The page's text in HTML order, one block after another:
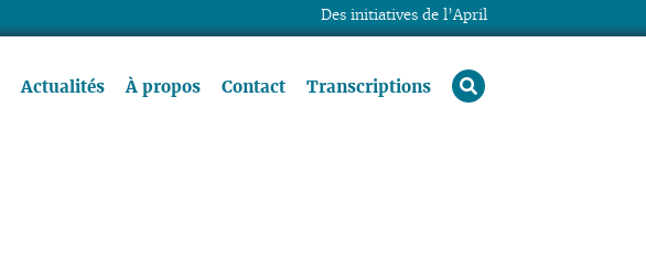
Actualités À propos Contact Transcriptions rechercher
Des initiatives de l’April